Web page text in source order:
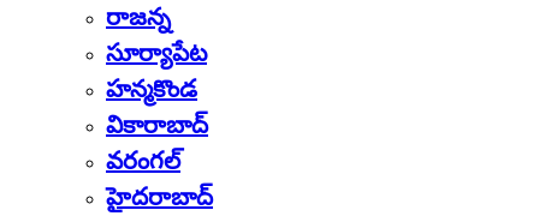
రాజన్న
సూర్యాపేట
హన్మకొండ
వికారాబాద్
వరంగల్
హైదరాబాద్